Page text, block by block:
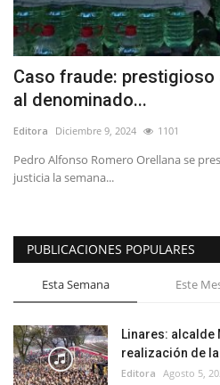
Deporte
Política
Espectáculos
Caso fraude:
al denominado...
Editora Diciembre 9, 2024 1101
Pedro Alfonso Romero Orellana se
justicia la semana...
PUBLICACIONES POPULARES
Esta Semana Este
Linares: alcalde
realización de
Editora Agosto 5,